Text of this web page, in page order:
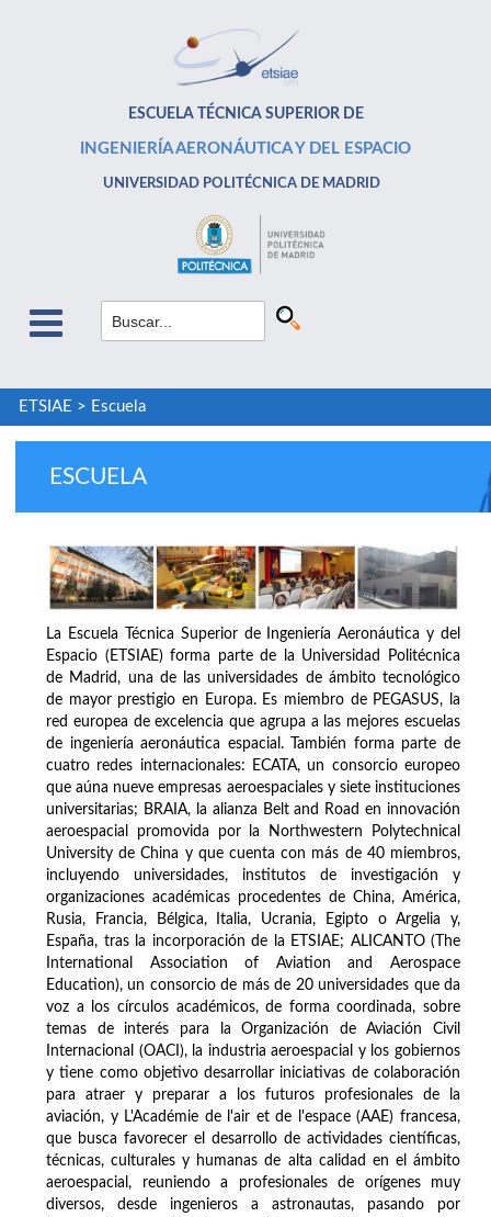
ESCUELA TÉCNICA SUPERIOR DE
INGENIERÍA AERONÁUTICA Y DEL ESPACIO
UNIVERSIDAD POLITÉCNICA DE MADRID
ETSIAE > Escuela
ESCUELA
La Escuela Técnica Superior de Ingeniería Aeronáutica y del
Espacio (ETSIAE) forma parte de la Universidad Politécnica
de Madrid, una de las universidades de ámbito tecnológico
de mayor prestigio en Europa. Es miembro de PEGASUS, la
red europea de excelencia que agrupa a las mejores escuelas
de ingeniería aeronáutica espacial. También forma parte de
cuatro redes internacionales: ECATA, un consorcio europeo
que aúna nueve empresas aeroespaciales y siete instituciones
universitarias; BRAIA, la alianza Belt and Road en innovación
aeroespacial promovida por la Northwestern Polytechnical
University de China y que cuenta con más de 40 miembros,
incluyendo universidades, institutos de investigación y
organizaciones académicas procedentes de China, América,
Rusia, Francia, Bélgica, Italia, Ucrania, Egipto o Argelia y,
España, tras la incorporación de la ETSIAE; ALICANTO (The
International Association of Aviation and Aerospace
Education), un consorcio de más de 20 universidades que da
voz a los círculos académicos, de forma coordinada, sobre
temas de interés para la Organización de Aviación Civil
Internacional (OACI), la industria aeroespacial y los gobiernos
y tiene como objetivo desarrollar iniciativas de colaboración
para atraer y preparar a los futuros profesionales de la
aviación, y L'Académie de l'air et de l'espace (AAE) francesa,
que busca favorecer el desarrollo de actividades científicas,
técnicas, culturales y humanas de alta calidad en el ámbito
aeroespacial, reuniendo a profesionales de orígenes muy
diversos, desde ingenieros a astronautas, pasando por